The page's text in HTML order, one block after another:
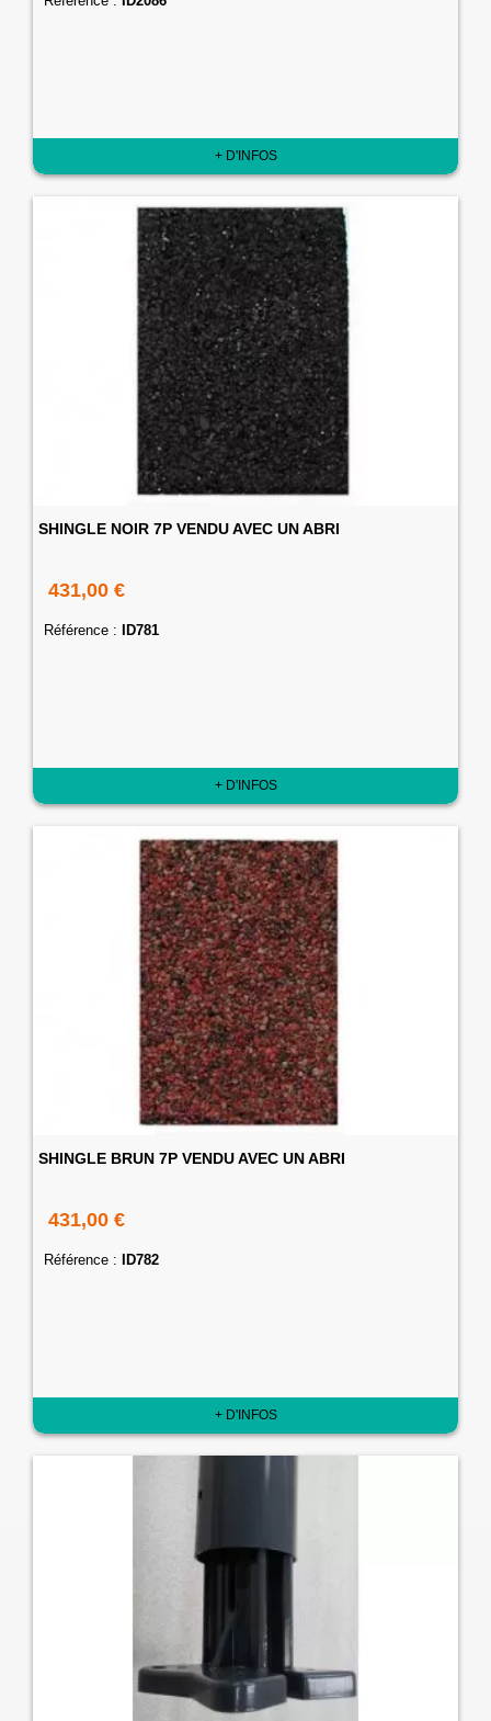
+ D'INFOS
SHINGLE NOIR 7P VENDU AVEC UN ABRI
431,00 €
Référence : ID781
+ D'INFOS
SHINGLE BRUN 7P VENDU AVEC UN ABRI
431,00 €
Référence : ID782
+ D'INFOS